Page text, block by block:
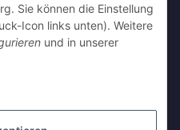
GUT
ebay.de,
Sie können die Einstellung
Icon links unten). Weitere
und in unserer